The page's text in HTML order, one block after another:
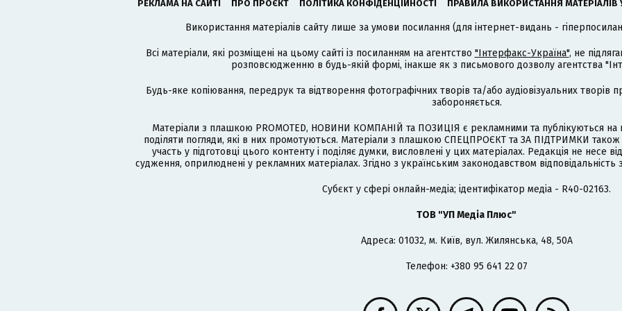
РЕКЛАМА НА САЙТІ ПРО ПРОЄКТ ПОЛІТИКА КОНФІДЕНЦІЙНОСТІ ПРАВИЛА ВИКОРИСТАННЯ МАТЕРІАЛІВ
Використання матеріалів сайту лише за умови посилання (для інтернет-видань -
Всі матеріали, які розміщені на цьому сайті із посиланням на агентство "Інтерфакс-Україна", не
розповсюдженню в будь-якій формі, інакше як з письмового дозволу агентства
Будь-яке копіювання, передрук та відтворення фотографічних творів та/або аудіовізуальних
забороняється.
Матеріали з плашкою PROMOTED, НОВИНИ КОМПАНІЙ та ПОЗИЦІЯ є рекламними та публікуються на
поділяти погляди, які в них промотуються. Матеріали з плашкою СПЕЦПРОЄКТ та ЗА ПІДТРИМКИ
участь у підготовці цього контенту і поділяє думки, висловлені у цих матеріалах. Редакція не несе
судження, оприлюднені у рекламних матеріалах. Згідно з українським законодавством
Cубєкт у сфері онлайн-медіа; ідентифікатор медіа - R40-02163.
ТОВ "УП Медіа Плюс"
Адреса: 01032, м. Київ, вул. Жилянська, 48, 50А
Телефон: +380 95 641 22 07